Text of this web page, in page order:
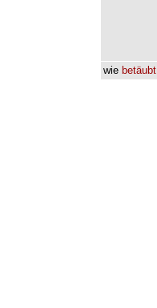
wie betäubt